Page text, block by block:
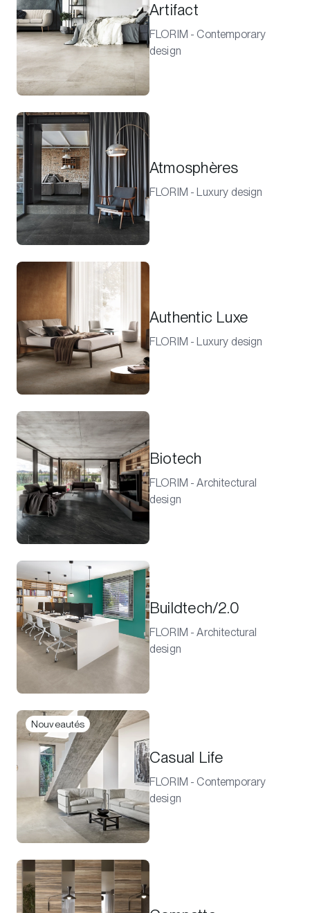
Artifact
FLORIM - Contemporary
design
Atmosphères
FLORIM - Luxury design
Authentic Luxe
FLORIM - Luxury design
Biotech
FLORIM - Architectural
design
Buildtech/2.0
FLORIM - Architectural
design
Nouveautés
Casual Life
FLORIM - Contemporary
design